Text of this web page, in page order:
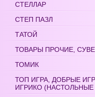
СТЕЛЛАР
СТЕП ПАЗЛ
ТАТОЙ
ТОВАРЫ ПРОЧИЕ,
ТОМИК
ТОП ИГРА, ДОБРЫЕ
ИГРИКО (НАСТОЛЬНЫЕ